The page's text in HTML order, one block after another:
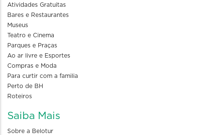
Atividades Gratuitas
Bares e Restaurantes
Museus
Teatro e Cinema
Parques e Praças
Ao ar livre e Esportes
Compras e Moda
Para curtir com a familia
Perto de BH
Roteiros
Saiba Mais
Sobre a Belotur